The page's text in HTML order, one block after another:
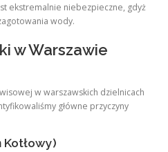
ekstremalnie niebezpieczne, gdyż
wody.
w Warszawie
w warszawskich dzielnicach
główne przyczyny
Kotłowy)